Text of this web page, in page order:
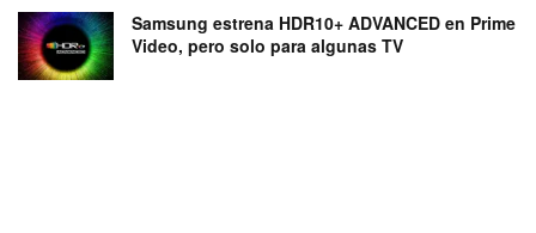
Samsung estrena HDR10+ ADVANCED en Prime
Video, pero solo para algunas TV